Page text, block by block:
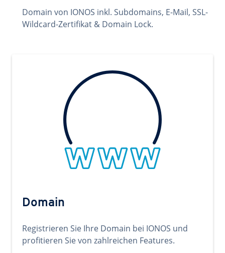
Domain von IONOS inkl. Subdomains, E-Mail, SSL-
Wildcard-Zertifikat & Domain Lock.
Domain
Registrieren Sie Ihre Domain bei IONOS und
profitieren Sie von zahlreichen Features.